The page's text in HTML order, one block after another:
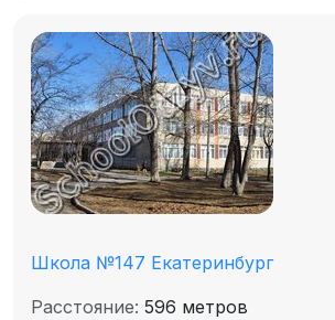
Школа №147 Екатеринбург
Расстояние: 596 метров